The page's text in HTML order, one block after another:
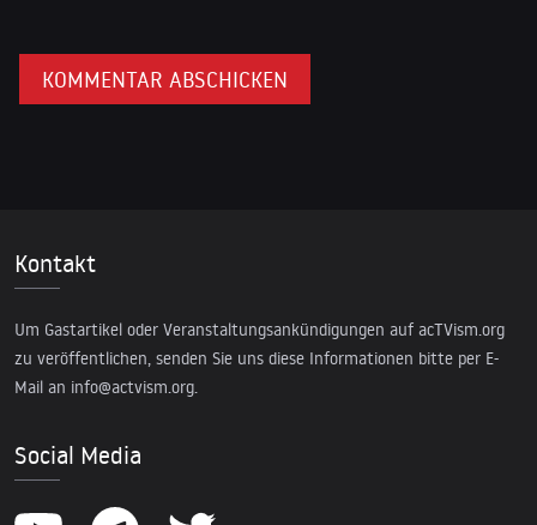
Kontakt
Um Gastartikel oder Veranstaltungsankündigungen auf acTVism.org
zu veröffentlichen, senden Sie uns diese Informationen bitte per E-
Mail an info@actvism.org.
Social Media